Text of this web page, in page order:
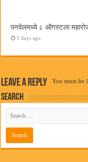
पनवेलमध्ये ८ ऑगस्टला
3 days ago
Leave a Reply You must be
Search